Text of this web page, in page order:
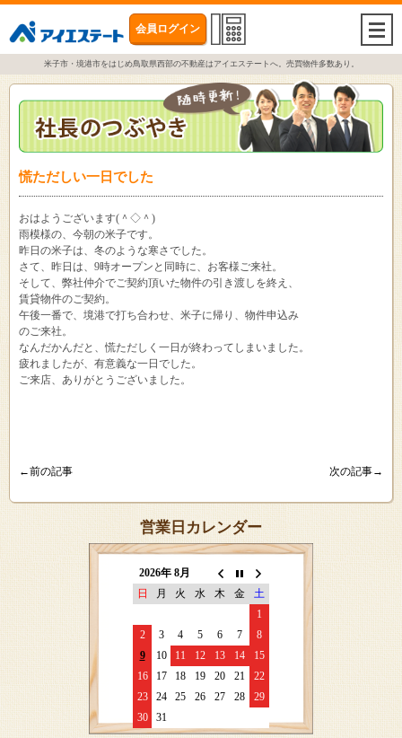
会員ログイン
米子市・境港市をはじめ鳥取県西部の不動産はアイエステートへ。売買物件多数あり。
慌ただしい一日でした
おはようございます(＾◇＾)
雨模様の、今朝の米子です。
昨日の米子は、冬のような寒さでした。
さて、昨日は、9時オープンと同時に、お客様ご来社。
そして、弊社仲介でご契約頂いた物件の引き渡しを終え、
賃貸物件のご契約。
午後一番で、境港で打ち合わせ、米子に帰り、物件申込み
のご来社。
なんだかんだと、慌ただしく一日が終わってしまいました。
疲れましたが、有意義な一日でした。
ご来店、ありがとうございました。
←前の記事 次の記事→
営業日カレンダー
2026年 8月
日
月 火 水 木 金
土
1
2
3 4 5 6 7
8
9
10 11 12 13 14
15
16
17 18 19 20 21
22
23
24 25 26 27 28
29
30
31